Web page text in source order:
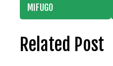
MIFUGO
Related Post